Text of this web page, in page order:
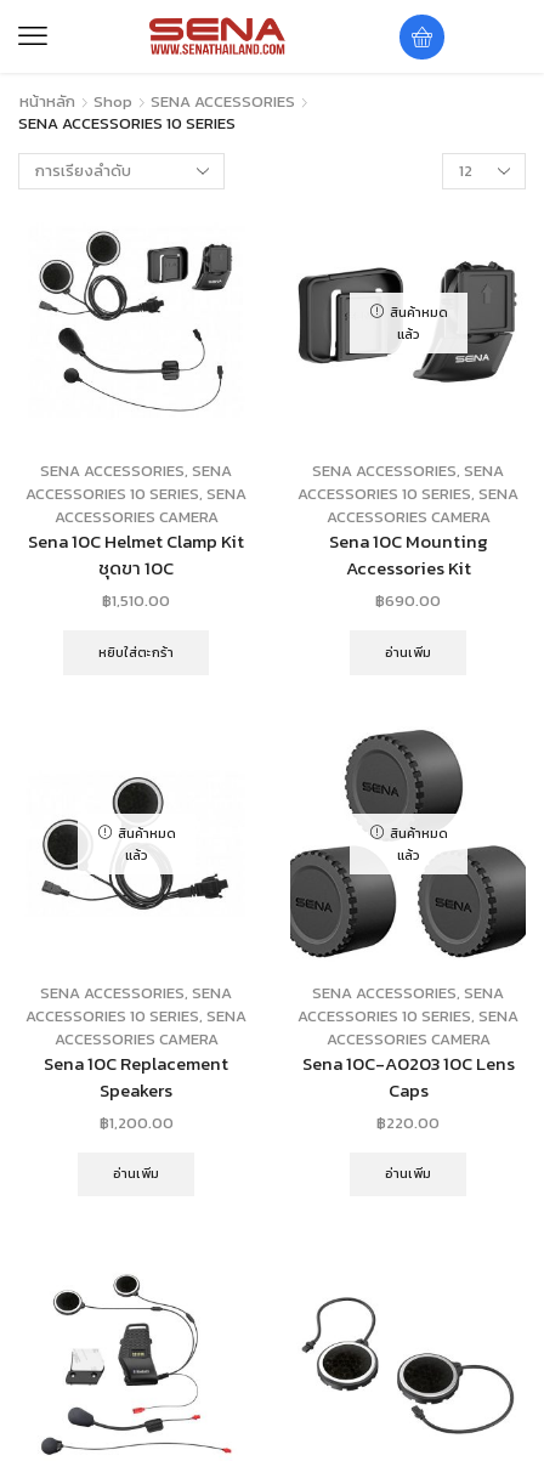
หน้าหลัก Shop
SENA ACCESSORIES
SENA ACCESSORIES 10 SERIES
SENA ACCESSORIES, SENA
ACCESSORIES 10 SERIES, SENA
ACCESSORIES CAMERA
Sena 10C Helmet Clamp Kit
ชุดขา 10C
฿1,510.00
หยิบใส่ตะกร้า
สินค้าหมด
แล้ว
SENA ACCESSORIES, SENA
ACCESSORIES 10 SERIES, SENA
ACCESSORIES CAMERA
Sena 10C Mounting
Accessories Kit
฿690.00
อ่านเพิ่ม
สินค้าหมด
แล้ว
SENA ACCESSORIES, SENA
ACCESSORIES 10 SERIES, SENA
ACCESSORIES CAMERA
Sena 10C Replacement
Speakers
฿1,200.00
อ่านเพิ่ม
สินค้าหมด
แล้ว
SENA ACCESSORIES, SENA
ACCESSORIES 10 SERIES, SENA
ACCESSORIES CAMERA
Sena 10C-A0203 10C Lens
Caps
฿220.00
อ่านเพิ่ม